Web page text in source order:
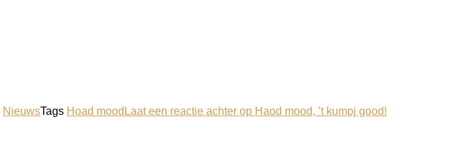
NieuwsTags Hoad mood Laat een reactie achter op Haod mood, ’t kumpj good!